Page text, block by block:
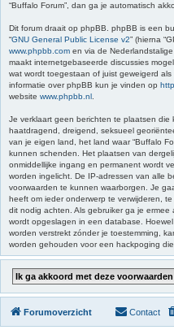
“Buffalo Forum”, dan ga je automatisch
Dit forum draait op phpBB. phpBB is een
“GNU General Public License v2” (hierna
www.phpbb.com en via de
maakt internetgebaseerde discussies
wat wordt toegestaan of juist geweigerd
informatie over phpBB kun je vinden op
website www.phpbb.nl
Je verklaart geen berichten te plaatsen die
haatdragend, dreigend, seksueel
van je eigen land, het land waar “Buffalo
kunnen schenden. Het plaatsen van
onmiddellijke ingang en permanent wordt
worden ingelicht. De IP-adressen van alle
voorwaarden te kunnen waarborgen. Je
heeft om ieder onderwerp te verwijderen,
dit nodig achten. Als gebruiker ga je
wordt opgeslagen in een database.
worden verstrekt zónder je toestemming,
worden gehouden voor een hackpoging
Forumoverzicht Contact